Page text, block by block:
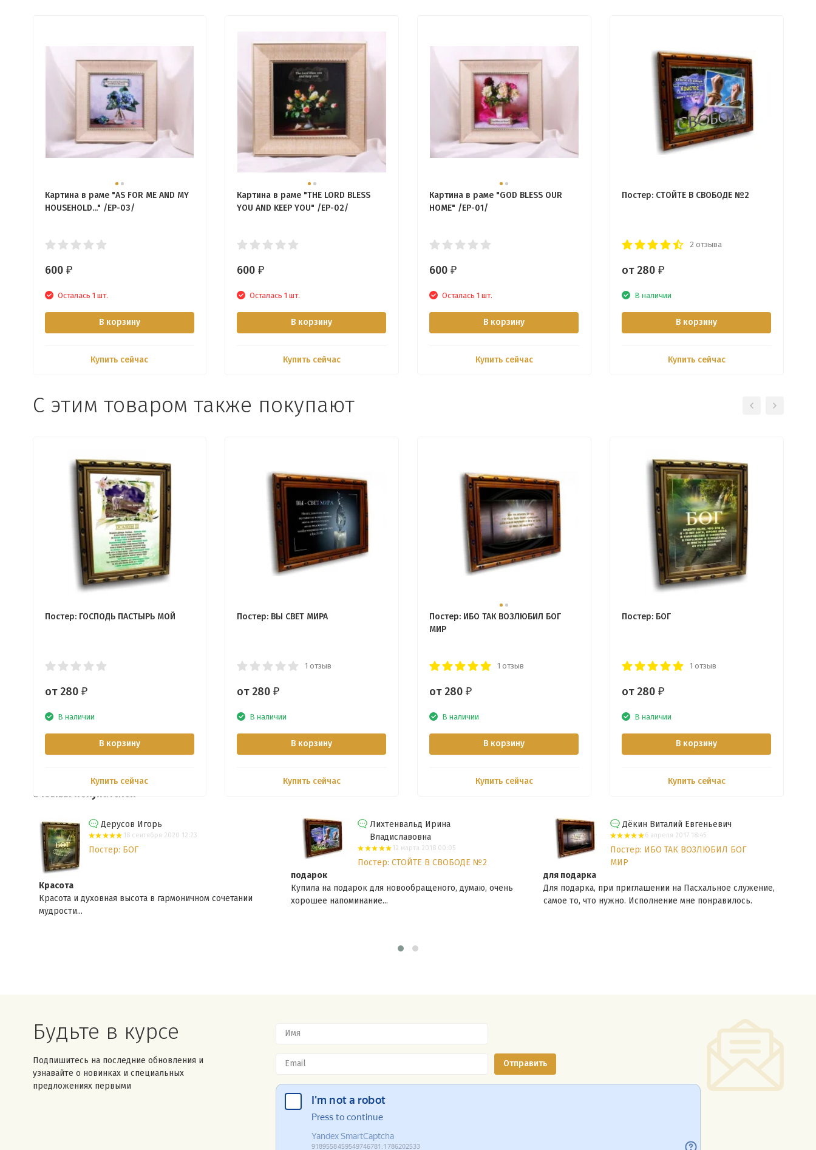
Картина в раме "AS FOR ME AND MY
HOUSEHOLD..." /EP-03/
600 ₽
Осталась 1 шт.
В корзину
Купить сейчас
Картина в раме "THE LORD BLESS
YOU AND KEEP YOU" /EP-02/
600₽
Осталась 1 шт.
В корзину
Купить сейчас
Картина в раме "GOD BLESS OUR
HOME" /EP-01/
600 ₽
Осталась 1 шт.
В корзину
Купить сейчас
Постер: СТОЙТЕ В СВОБОДЕ №2
2 отзыва
от 280 ₽
В наличии
В корзину
Купить сейчас
С этим товаром также покупают
Постер: ГОСПОДЬ ПАСТЫРЬ МОЙ
от 280 ₽
В наличии
В корзину
Купить сейчас
Постер: ВЫ СВЕТ МИРА
1 отзыв
от 280₽
В наличии
В корзину
Купить сейчас
Постер: ИБО ТАК ВОЗЛЮБИЛ БОГ
МИР
1 отзыв
от 280 ₽
В наличии
В корзину
Купить сейчас
Постер: БОГ
1 отзыв
от 280 ₽
В наличии
В корзину
Купить сейчас
Отзывы покупателей
Дерусов Игорь
18 сентября 2020 12:23
Постер: БОГ
Красота
Красота и духовная высота в гармоничном сочетании
мудрости...
Лихтенвальд Ирина
Владиславовна
12 марта 2018 00:05
Постер: СТОЙТЕ В СВОБОДЕ №2
подарок
Купила на подарок для новообращеного, думаю, очень
хорошее напоминание...
Дёкин Виталий Евгеньевич
6 апреля 2017 18:45
Постер: ИБО ТАК ВОЗЛЮБИЛ БОГ
МИР
для подарка
Для подарка, при приглашении на Пасхальное служение,
самое то, что нужно. Исполнение мне понравилось.
Будьте в курсе
Подпишитесь на последние обновления и
узнавайте о новинках и специальных
предложениях первыми